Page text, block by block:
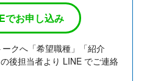
でお申し込み
クへ「希望職種」「紹介
後担当者より LINE でご連絡